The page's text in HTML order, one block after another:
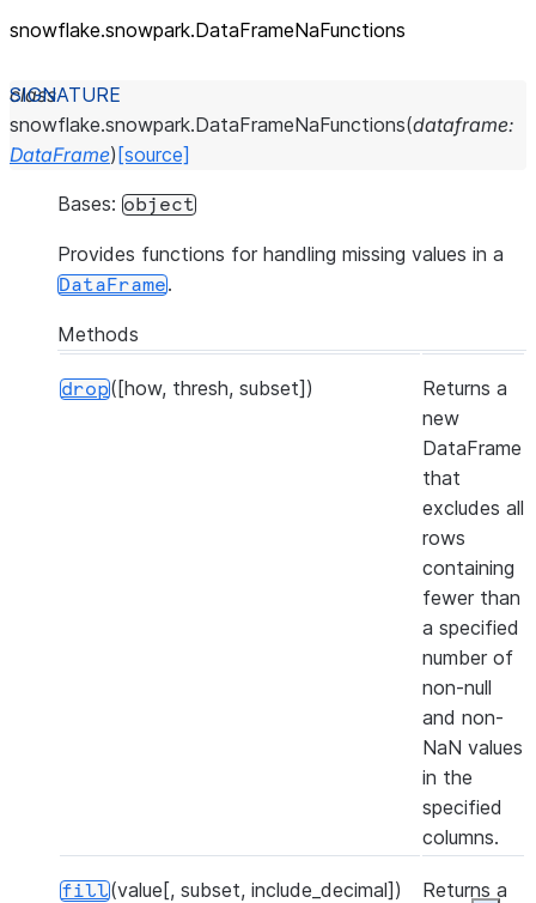
snowflake.snowpark.DataFrameNaFunctions
class
snowflake.snowpark.DataFrameNaFunctions(dataframe:
DataFrame) [source]
Bases: object
Provides functions for handling missing values in a
DataFrame.
Methods
drop([how, thresh, subset])
Returns a
new
DataFrame
that
excludes all
rows
containing
fewer than
a specified
number of
non-null
and non-
NaN values
in the
specified
columns.
fill(value[, subset, include_decimal])
Returns a